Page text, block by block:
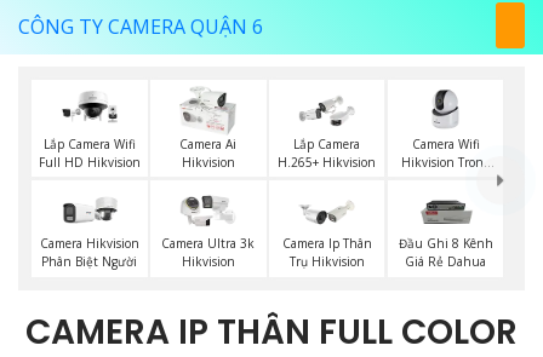
CÔNG TY CAMERA QUẬN 6
Lắp Camera Wifi
Full HD Hikvision
Camera Ai
Hikvision
Lắp Camera
H.265+ Hikvision
Camera Wifi
Hikvision Trong
Camera Hikvision
Phân Biệt Người
Camera Ultra 3k
Hikvision
Camera Ip Thân
Trụ Hikvision
Đầu Ghi 8 Kênh
Giá Rẻ Dahua
CAMERA IP THÂN FULL COLOR